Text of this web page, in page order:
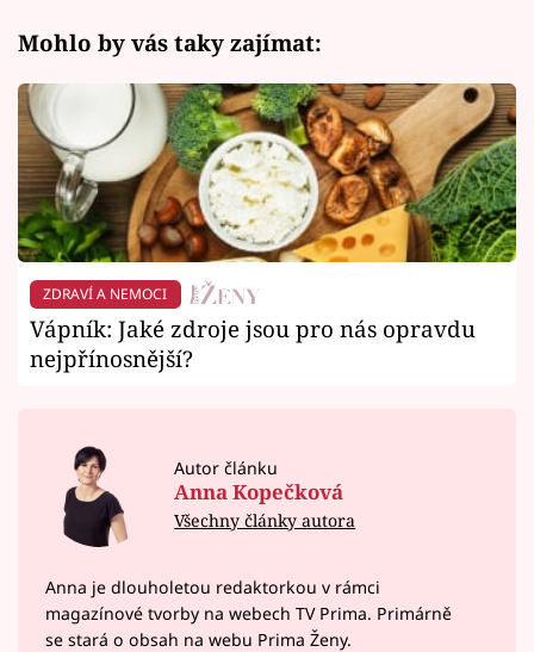
Mohlo by vás taky zajímat:
ZDRAVÍ A NEMOCI
Vápník: Jaké zdroje jsou pro nás opravdu
nejpřínosnější?
Autor článku
Anna Kopečková
Všechny články autora
Anna je dlouholetou redaktorkou v rámci
magazínové tvorby na webech TV Prima. Primárně
se stará o obsah na webu Prima Ženy.